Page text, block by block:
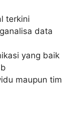
terkini
data
yang baik
maupun tim